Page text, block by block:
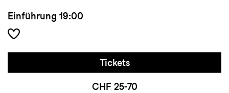
Einführung 19:00
Tickets
CHF 25-70